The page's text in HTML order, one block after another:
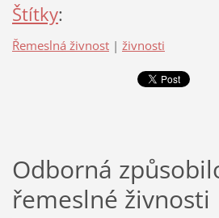
Štítky:
Řemeslná živnost | živnosti
Odborná
řemeslné živnosti